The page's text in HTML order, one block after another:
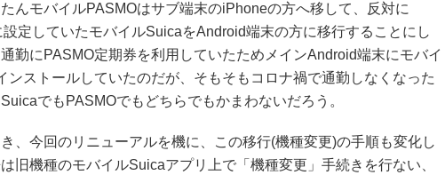
んモバイルPASMOはサブ端末のiPhoneの方へ移して、反対に
定していたモバイルSuicaをAndroid端末の方に移行することにし
勤にPASMO定期券を利用していたためメインAndroid端末にモバイ
ンストールしていたのだが、そもそもコロナ禍で通勤しなくなった
でもPASMOでもどちらでもかまわないだろう。
、今回のリニューアルを機に、この移行(機種変更)の手順も変化し
旧機種のモバイルSuicaアプリ上で「機種変更」手続きを行ない、